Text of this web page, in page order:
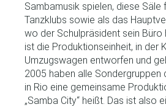
Sambamusik spielen, diese Säle
Tanzklubs sowie als das
wo der Schulpräsident sein Büro
ist die Produktionseinheit, in der
Umzugswagen entworfen und
2005 haben alle Sondergruppen
in Rio eine gemeinsame
„Samba City“ heißt. Das ist also